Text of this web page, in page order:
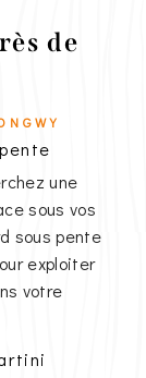
de
une
sous vos
sous pente
exploiter
votre